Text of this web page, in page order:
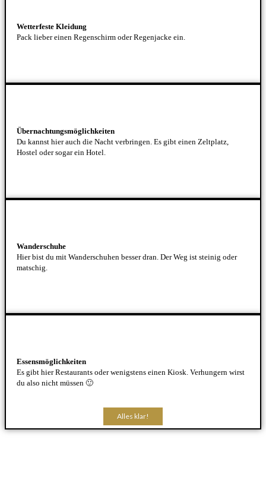
Alles klar!
Wetterfeste Kleidung
Pack lieber einen Regenschirm oder Regenjacke ein.
Alles klar!
Übernachtungsmöglichkeiten
Du kannst hier auch die Nacht verbringen. Es gibt einen Zeltplatz,
Hostel oder sogar ein Hotel.
Alles klar!
Wanderschuhe
Hier bist du mit Wanderschuhen besser dran. Der Weg ist steinig oder
matschig.
Alles klar!
Essensmöglichkeiten
Es gibt hier Restaurants oder wenigstens einen Kiosk. Verhungern wirst
du also nicht müssen 🙂
Alles klar!